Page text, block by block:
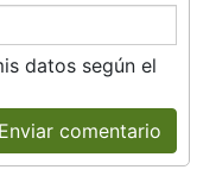
datos según el
Enviar comentario